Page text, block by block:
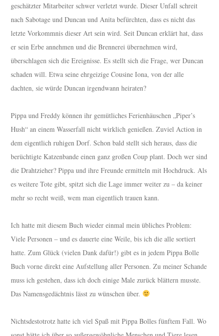
geschätzter Mitarbeiter schwer verletzt wurde. Dieser Unfall schreit
nach Sabotage und Duncan und Anita befürchten, dass es nicht das
letzte Vorkommnis dieser Art sein wird. Seit Duncan erklärt hat, dass
er sein Erbe annehmen und die Brennerei übernehmen wird,
überschlagen sich die Ereignisse. Es stellt sich die Frage, wer Duncan
schaden will. Etwa seine ehrgeizige Cousine Iona, von der alle
dachten, sie würde Duncan irgendwann heiraten?
Pippa und Freddy können ihr gemütliches Ferienhäuschen „Piper’s
Hush“ an einem Wasserfall nicht wirklich genießen. Zuviel Action in
dem eigentlich ruhigen Dorf. Schon bald stellt sich heraus, dass die
berüchtigte Katzenbande einen ganz großen Coup plant. Doch wer sind
die Drahtzieher? Pippa und ihre Freunde ermitteln mit Hochdruck. Als
es weitere Tote gibt, spitzt sich die Lage immer weiter zu – da keiner
mehr so recht weiß, wem man eigentlich trauen kann.
Ich hatte mit diesem Buch wieder einmal mein übliches Problem:
Viele Personen – und es dauerte eine Weile, bis ich die alle sortiert
hatte. Zum Glück (vielen Dank dafür!) gibt es in jedem Pippa Bolle
Buch vorne direkt eine Aufstellung aller Personen. Zu meiner Schande
muss ich gestehen, dass ich doch einige Male zurück blättern musste.
Das Namensgedächtnis lässt zu wünschen über.
Nichtsdestotrotz hatte ich viel Spaß mit Pippa Bolles fünftem Fall. Wo